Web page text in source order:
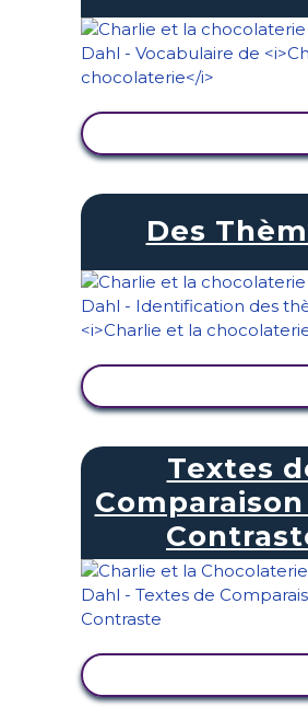
Des
Textes